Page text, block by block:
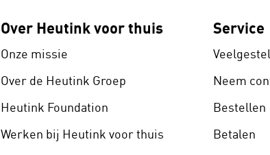
Over Heutink voor thuis
Onze missie
Over de Heutink Groep
Heutink Foundation
Werken bij Heutink voor thuis
Service
Neem
Bestellen
Betalen